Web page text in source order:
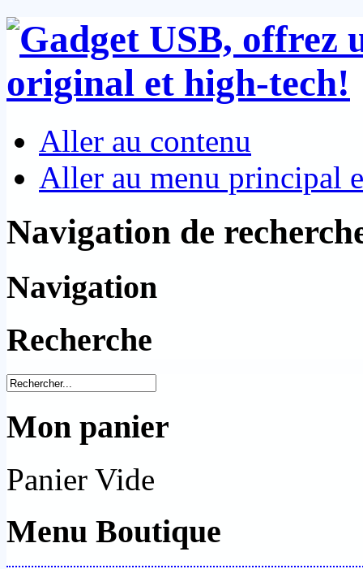
Aller au contenu
Aller au menu principal
Navigation de
Navigation
Recherche
Mon panier
Panier Vide
Menu Boutique